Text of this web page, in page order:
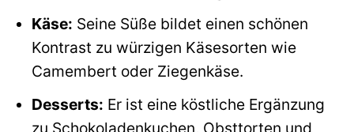
Käse: Seine Süße bildet einen schönen
Kontrast zu würzigen Käsesorten wie
Camembert oder Ziegenkäse.
Desserts: Er ist eine köstliche Ergänzung
zu Schokoladenkuchen, Obsttorten und